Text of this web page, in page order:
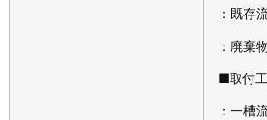
：既存
：廃棄
■取付
：一槽